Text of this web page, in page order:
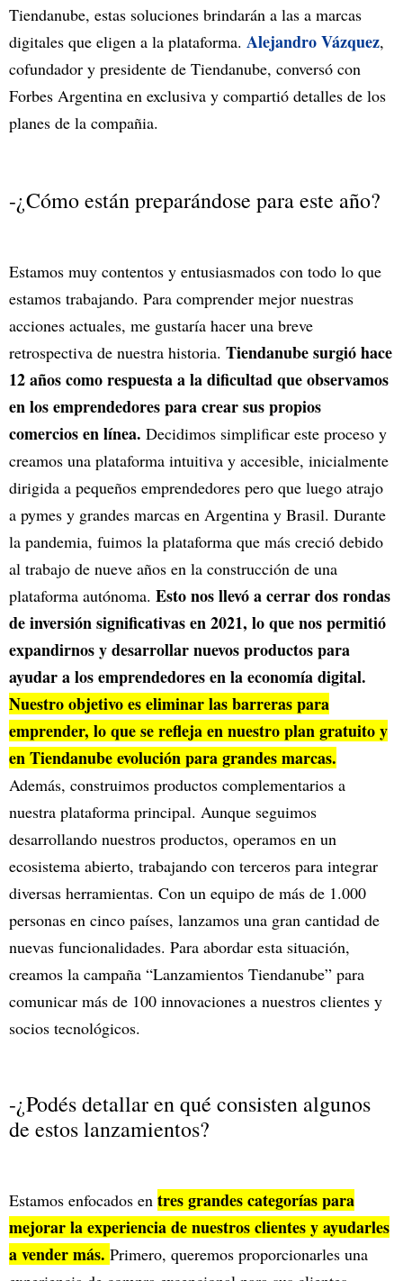
Tiendanube, estas soluciones brindarán a las a marcas
digitales que eligen a la plataforma. Alejandro Vázquez,
cofundador y presidente de Tiendanube, conversó con
Forbes Argentina en exclusiva y compartió detalles de los
planes de la compañia.
-¿Cómo están preparándose para este año?
Estamos muy contentos y entusiasmados con todo lo que
estamos trabajando. Para comprender mejor nuestras
acciones actuales, me gustaría hacer una breve
retrospectiva de nuestra historia. Tiendanube surgió hace
12 años como respuesta a la dificultad que observamos
en los emprendedores para crear sus propios
comercios en línea. Decidimos simplificar este proceso y
creamos una plataforma intuitiva y accesible, inicialmente
dirigida a pequeños emprendedores pero que luego atrajo
a pymes y grandes marcas en Argentina y Brasil. Durante
la pandemia, fuimos la plataforma que más creció debido
al trabajo de nueve años en la construcción de una
plataforma autónoma. Esto nos llevó a cerrar dos rondas
de inversión significativas en 2021, lo que nos permitió
expandirnos y desarrollar nuevos productos para
ayudar a los emprendedores en la economía digital.
Nuestro objetivo es eliminar las barreras para
emprender, lo que se refleja en nuestro plan gratuito y
en Tiendanube evolución para grandes marcas.
Además, construimos productos complementarios a
nuestra plataforma principal. Aunque seguimos
desarrollando nuestros productos, operamos en un
ecosistema abierto, trabajando con terceros para integrar
diversas herramientas. Con un equipo de más de 1.000
personas en cinco países, lanzamos una gran cantidad de
nuevas funcionalidades. Para abordar esta situación,
creamos la campaña “Lanzamientos Tiendanube” para
comunicar más de 100 innovaciones a nuestros clientes y
socios tecnológicos.
-¿Podés detallar en qué consisten algunos
de estos lanzamientos?
Estamos enfocados en tres grandes categorías para
mejorar la experiencia de nuestros clientes y ayudarles
a vender más. Primero, queremos proporcionarles una